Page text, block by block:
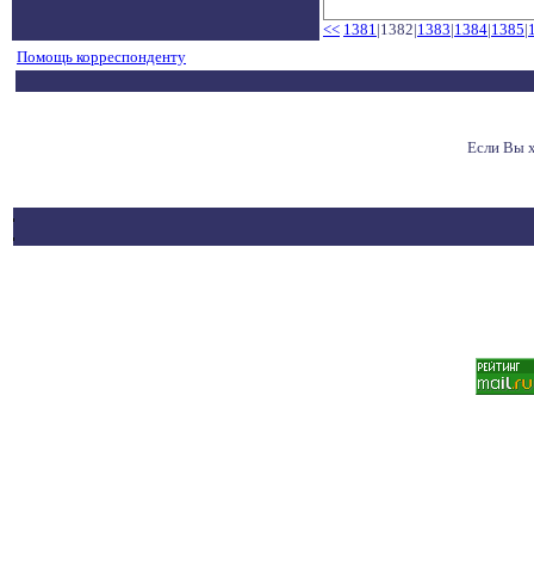
<< 1381|1382|1383|1384|1385|
Помощь корреспонденту
Если Вы